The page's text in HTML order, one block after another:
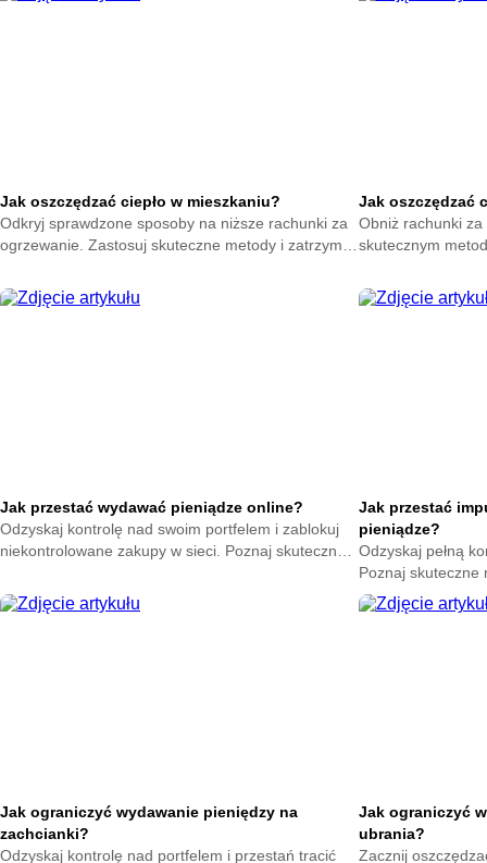
Jak oszczędzać ciepło w mieszkaniu?
Odkryj sprawdzone sposoby na niższe rachunki za
ogrzewanie. Zastosuj skuteczne metody i zatrzymaj
Jak oszczędzać
Obniż rachunki
skutecznym
oszczędzać już
Jak przestać wydawać pieniądze online?
Odzyskaj kontrolę nad swoim portfelem i zablokuj
niekontrolowane zakupy w sieci. Poznaj skuteczne
przycisku kup teraz.
Jak przestać
pieniądze?
Odzyskaj pełną
Poznaj skuteczne
nagłych
oszczędności już
Jak ograniczyć wydawanie pieniędzy na
zachcianki?
Odzyskaj kontrolę nad portfelem i przestań tracić
Jak ograniczyć
ubrania?
Zacznij